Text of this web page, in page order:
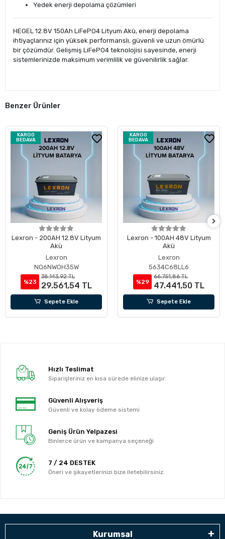
Yedek enerji depolama çözümleri
HEGEL 12.8V 150Ah LiFePO4 Lityum Akü, enerji depolama
ihtiyaçlarınız için yüksek performanslı, güvenli ve uzun ömürlü
bir çözümdür. Gelişmiş LiFePO4 teknolojisi sayesinde, enerji
sistemlerinizde maksimum verimlilik ve güvenilirlik sağlar.
Benzer Ürünler
KARGO
BEDAVA
Lexron - 200AH 12.8V Lityum
Akü
Lexron
NQ6NWOH35W
%23
38.143,92 TL
29.561,54 TL
Sepete Ekle
KARGO
BEDAVA
Lexron - 100AH 48V Lityum
Akü
Lexron
5634C68LL6
%29
66.751,86 TL
47.441,50 TL
Sepete Ekle
Hızlı Teslimat
Siparişleriniz en kısa sürede elinize ulaşır.
Güvenli Alışveriş
Güvenli ve kolay ödeme sistemi
Geniş Ürün Yelpazesi
Binlerce ürün ve kampanya seçeneği
7 / 24 DESTEK
Öneri ve şikayetlerinizi bize iletebilirsiniz.
Kurumsal